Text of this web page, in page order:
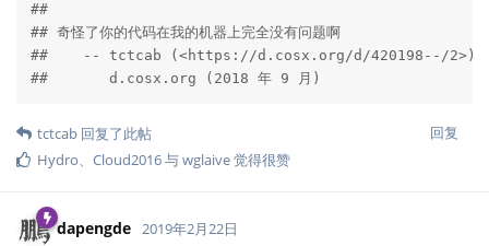
##
## 奇怪了你的代码在我的机器上完全没有问题啊
##    -- tctcab (<https://d.cosx.org/d/420198--/2>)
##       d.cosx.org (2018 年 9 月)
回复
tctcab 回复了此帖
Hydro、 Cloud2016与wglaive觉得很赞
dapengde 2019年2月22日